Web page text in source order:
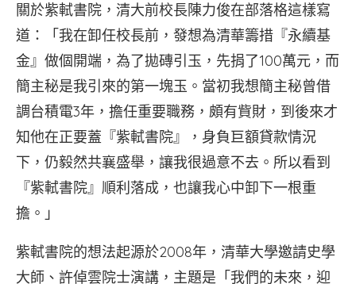
關於紫軾書院，清大前校長陳力俊在部落格這樣寫
道：「我在卸任校長前，發想為清華籌措『永續基
金』做個開端，為了拋磚引玉，先捐了100萬元，而
簡主秘是我引來的第一塊玉。當初我想簡主秘曾借
調台積電3年，擔任重要職務，頗有貲財，到後來才
知他在正要蓋『紫軾書院』，身負巨額貸款情況
下，仍毅然共襄盛舉，讓我很過意不去。所以看到
『紫軾書院』順利落成，也讓我心中卸下一根重
擔。」
紫軾書院的想法起源於2008年，清華大學邀請史學
大師、許倬雲院士演講，主題是「我們的未來，迎